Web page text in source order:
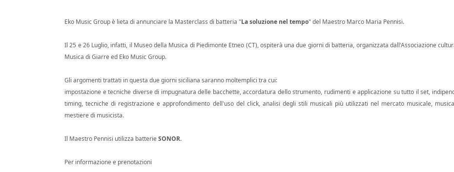
Eko Music Group è lieta di annunciare la Masterclass di batteria "La soluzione nel tempo" del Maestro Marco Maria Pennisi.
Il 25 e 26 Luglio, infatti, il Museo della Musica di Piedimonte Etneo (CT), ospiterà una due giorni di batteria, organizzata dall'Associazione
Musica di Giarre ed Eko Music Group.
Gli argomenti trattati in questa due giorni siciliana saranno moltemplici tra cui:
impostazione e tecniche diverse di impugnatura delle bacchette, accordatura dello strumento, rudimenti e applicazione su tutto il set,
timing, tecniche di registrazione e approfondimento dell'uso del click, analisi degli stili musicali più utilizzati nel mercato musicale,
mestiere di musicista.
Il Maestro Pennisi utilizza batterieSONOR.
Per informazione e prenotazioni